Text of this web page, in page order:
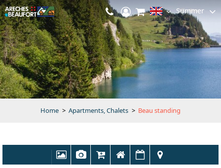
Summer
Home > Apartments, Chalets > Beau standing